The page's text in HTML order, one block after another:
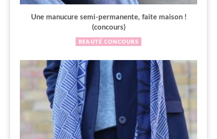
Une manucure semi-permanente, faite maison !
(concours)
BEAUTÉ CONCOURS